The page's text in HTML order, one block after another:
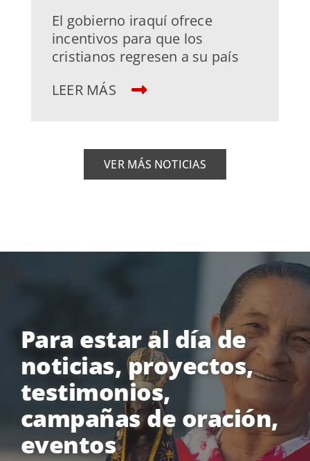
El gobierno iraquí ofrece
incentivos para que los
cristianos regresen a su país
LEER MÁS
VER MÁS NOTICIAS
Para estar al día de
noticias, proyectos,
testimonios,
campañas de oración,
eventos